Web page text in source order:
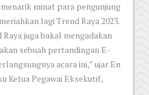
minat para pengunjung
lagi Trend Raya 2023.
juga bakal mengadakan
sebuah pertandingan E-
acara ini,” ujar En
Ketua Pegawai Eksekutif,